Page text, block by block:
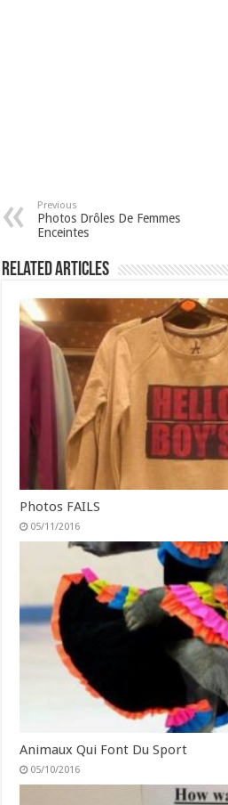
Previous
Photos Drôles De Femmes
Enceintes
Related Articles
Photos FAILS
05/11/2016
Animaux Qui Font Du Sport
05/10/2016